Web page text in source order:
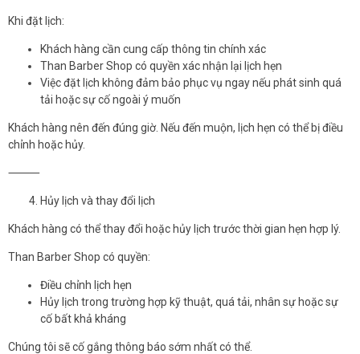
Khi đặt lịch:
Khách hàng cần cung cấp thông tin chính xác
Than Barber Shop có quyền xác nhận lại lịch hẹn
Việc đặt lịch không đảm bảo phục vụ ngay nếu phát sinh quá
tải hoặc sự cố ngoài ý muốn
Khách hàng nên đến đúng giờ. Nếu đến muộn, lịch hẹn có thể bị điều
chỉnh hoặc hủy.
⸻
Hủy lịch và thay đổi lịch
Khách hàng có thể thay đổi hoặc hủy lịch trước thời gian hẹn hợp lý.
Than Barber Shop có quyền:
Điều chỉnh lịch hẹn
Hủy lịch trong trường hợp kỹ thuật, quá tải, nhân sự hoặc sự
cố bất khả kháng
Chúng tôi sẽ cố gắng thông báo sớm nhất có thể.